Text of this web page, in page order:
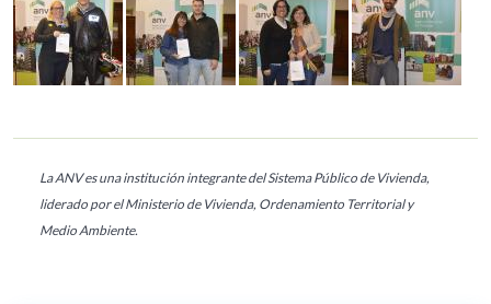
La ANV es una institución integrante del Sistema Público de Vivienda,
liderado por el Ministerio de Vivienda, Ordenamiento Territorial y
Medio Ambiente.